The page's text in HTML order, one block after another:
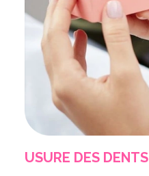
USURE DES DENTS